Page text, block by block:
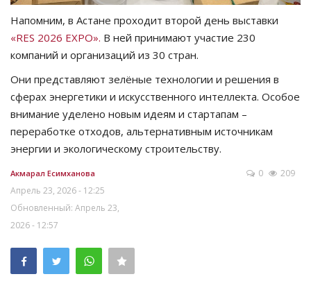
Напомним, в Астане проходит второй день выставки
«RES 2026 EXPO». В ней принимают участие 230
компаний и организаций из 30 стран.
Они представляют зелёные технологии и решения в
сферах энергетики и искусственного интеллекта. Особое
внимание уделено новым идеям и стартапам –
переработке отходов, альтернативным источникам
энергии и экологическому строительству.
Акмарал Есимханова
Апрель 23, 2026 - 12:25
Обновленный: Апрель 23,
2026 - 12:57
0 209